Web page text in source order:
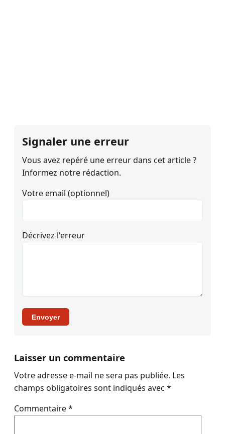
Signaler une erreur
Vous avez repéré une erreur dans cet article ?
Informez notre rédaction.
Votre email (optionnel)
Décrivez l'erreur
Envoyer
Laisser un commentaire
Votre adresse e-mail ne sera pas publiée. Les
champs obligatoires sont indiqués avec *
Commentaire*